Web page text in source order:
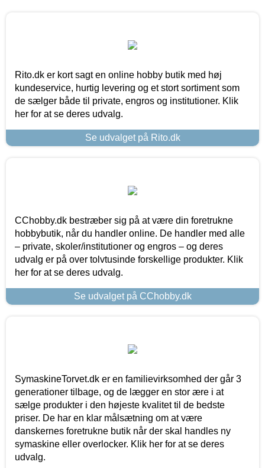
Rito.dk er kort sagt en online hobby butik med høj
kundeservice, hurtig levering og et stort sortiment som
de sælger både til private, engros og institutioner. Klik
her for at se deres udvalg.
Se udvalget på Rito.dk
CChobby.dk bestræber sig på at være din foretrukne
hobbybutik, når du handler online. De handler med alle
– private, skoler/institutioner og engros – og deres
udvalg er på over tolvtusinde forskellige produkter. Klik
her for at se deres udvalg.
Se udvalget på CChobby.dk
SymaskineTorvet.dk er en familievirksomhed der går 3
generationer tilbage, og de lægger en stor ære i at
sælge produkter i den højeste kvalitet til de bedste
priser. De har en klar målsætning om at være
danskernes foretrukne butik når der skal handles ny
symaskine eller overlocker. Klik her for at se deres
udvalg.